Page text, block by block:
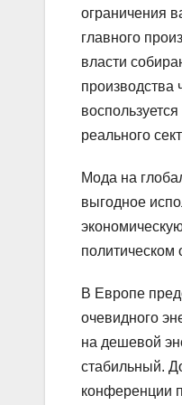
ограничения
главного
власти
производства
реального
Мода на
выгодное
В Европе
очевидного
на дешевой
стабильный.
конференции